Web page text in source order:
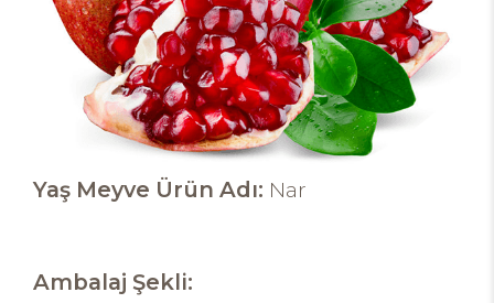
Yaş Meyve Ürün Adı: Nar
Ambalaj Şekli: